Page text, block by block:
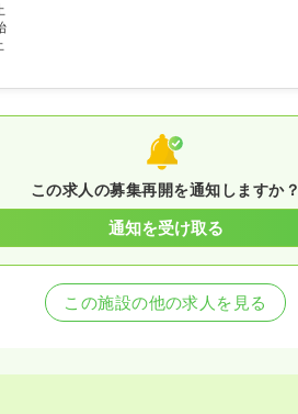
この求人の募集再開を通知しますか？
通知を受け取る
この施設の他の求人を見る